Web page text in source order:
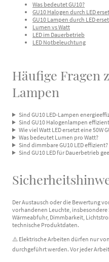
Was bedeutet GU10?
GU10 Halogen durch LED
GU10 Lampen durch LED
Lumen vs Watt
LED im Dauerbetrieb
LED Notbeleuchtung
Häufige Fragen
Lampen
Sind GU10 LED-Lampen
Sind GU10 Halogenlampen
Wie viel Watt LED ersetzt eine 50W
Was bedeutet Lumen pro Watt?
Sind dimmbare GU10 LED effizient?
Sind GU10 LED für Dauerbetrieb
Der Austausch oder die Bewertung
vorhandenen Leuchte, insbesondere
Wärmeabfuhr, Dimmbarkeit,
technische Produktdaten.
⚠️ Elektrische Arbeiten dürfen nur
durchgeführt werden. Vor jeder